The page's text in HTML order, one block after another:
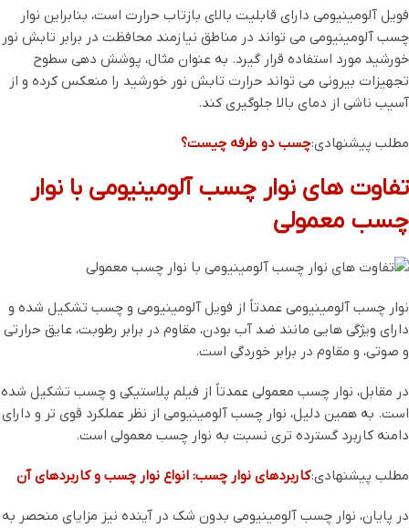
فویل آلومینیومی دارای قابلیت بالای بازتاب حرارت است، بنابراین نوار
چسب آلومینیومی می ‌تواند در مناطق نیازمند محافظت در برابر تابش نور
خورشید مورد استفاده قرار گیرد. به عنوان مثال، پوشش ‌دهی سطوح
تجهیزات بیرونی می ‌تواند حرارت تابش نور خورشید را منعکس کرده و از
آسیب ناشی از دمای بالا جلوگیری کند.
مطلب پیشنهادی:چسب دو طرفه چیست؟
تفاوت ‌های نوار چسب آلومینیومی با نوار
چسب معمولی
نوار چسب آلومینیومی عمدتاً از فویل آلومینیومی و چسب تشکیل شده و
دارای ویژگی ‌هایی مانند ضد آب بودن، مقاوم در برابر رطوبت، عایق حرارتی
و صوتی، و مقاوم در برابر خوردگی است.
در مقابل، نوار چسب معمولی عمدتاً از فیلم پلاستیکی و چسب تشکیل شده
است. به همین دلیل، نوار چسب آلومینیومی از نظر عملکرد قوی ‌تر و دارای
دامنه کاربرد گسترده ‌تری نسبت به نوار چسب معمولی است.
مطلب پیشنهادی:کاربردهای نوار چسب: انواع نوار چسب و کاربردهای آن
در پایان، نوار چسب آلومینیومی بدون شک در آینده نیز مزایای منحصر به‌